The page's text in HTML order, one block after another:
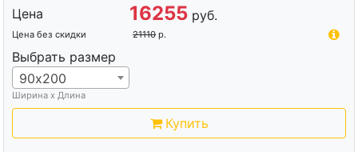
Цена 16255 руб.
Цена без скидки 21110 р.
Выбрать размер
90х200
Ширина х Длина
Купить